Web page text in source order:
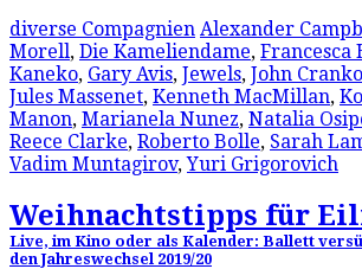
diverse Compagnien Alexander
Morell, Die Kameliendame, Francesca
Kaneko, Gary Avis, Jewels, John Cranko
Jules Massenet, Kenneth MacMillan,
Manon, Marianela Nunez, Natalia
Reece Clarke, Roberto Bolle, Sarah
Vadim Muntagirov,Yuri Grigorovich
Weihnachtstipps für
Live, im Kino oder als Kalender: Ballett
den Jahreswechsel 2019/20